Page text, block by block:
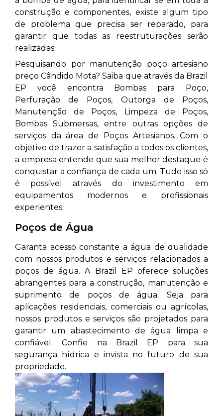
construção e componentes, existe algum tipo
de problema que precisa ser reparado, para
garantir que todas as reestruturações serão
realizadas.
Pesquisando por manutenção poço artesiano
preço Cândido Mota? Saiba que através da Brazil
EP você encontra Bombas para Poço,
Perfuração de Poços, Outorga de Poços,
Manutenção de Poços, Limpeza de Poços,
Bombas Submersas, entre outras opções de
serviços da área de Poços Artesianos. Com o
objetivo de trazer a satisfação a todos os clientes,
a empresa entende que sua melhor destaque é
conquistar a confiança de cada um. Tudo isso só
é possível através do investimento em
equipamentos modernos e profissionais
experientes.
Poços de Água
Garanta acesso constante a água de qualidade
com nossos produtos e serviços relacionados a
poços de água. A Brazil EP oferece soluções
abrangentes para a construção, manutenção e
suprimento de poços de água. Seja para
aplicações residenciais, comerciais ou agrícolas,
nossos produtos e serviços são projetados para
garantir um abastecimento de água limpa e
confiável. Confie na Brazil EP para sua
segurança hídrica e invista no futuro de sua
propriedade.